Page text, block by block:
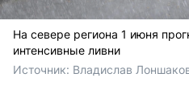
На севере региона 1 июня
интенсивные ливни
Источник: Владислав